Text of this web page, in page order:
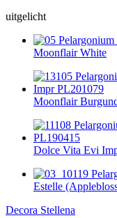
uitgelicht
Moonflair White
Moonflair
Dolce Vita Evi
Estelle
Decora Stellena